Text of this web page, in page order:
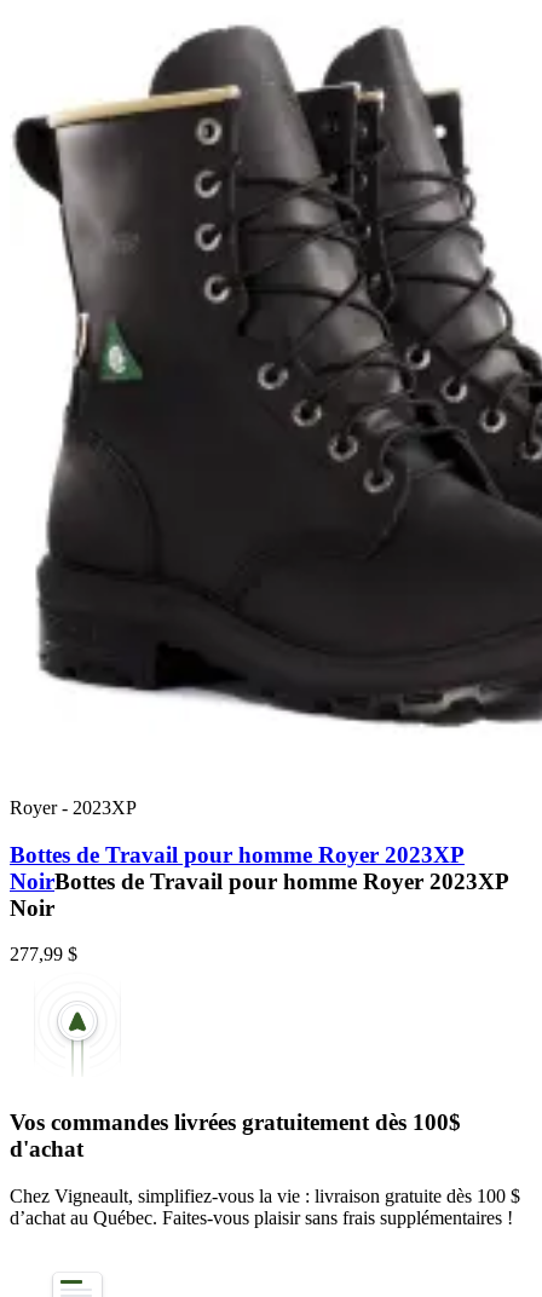
Royer- 2023XP
Bottes de Travail pour homme Royer 2023XP
NoirBottes de Travail pour homme Royer 2023XP
Noir
277,99 $
Vos commandes livrées gratuitement dès 100$
d'achat
Chez Vigneault, simplifiez-vous la vie : livraison gratuite dès 100 $
d’achat au Québec. Faites-vous plaisir sans frais supplémentaires !